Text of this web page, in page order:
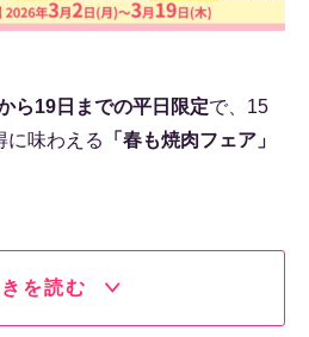
ら19日までの平日限定で、15
に味わえる
「春も焼肉フェア」
を読む